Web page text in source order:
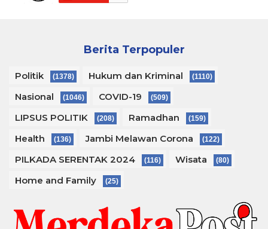
Berita Terpopuler
Politik (1378) Hukum dan Kriminal (1110)
Nasional (1046) COVID-19 (509)
LIPSUS POLITIK (208) Ramadhan (159)
Health (136) Jambi Melawan Corona (122)
PILKADA SERENTAK 2024 (116) Wisata (80)
Home and Family (25)